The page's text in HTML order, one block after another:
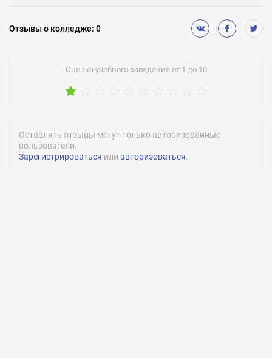
Аккредитации:
Отзывыо колледже: 0
Оценка учебного заведения от 1 до 10
Оставлять отзывы могут только авторизованные
пользователи.
Зарегистрироваться или авторизоваться.